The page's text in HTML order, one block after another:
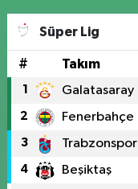
Süper Lig
# Takım
1 Galatasaray
2 Fenerbahçe
3 Trabzonspor
4 Beşiktaş